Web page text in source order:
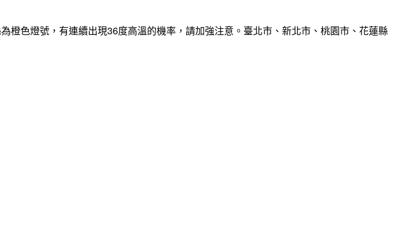
色燈號，有連續出現36度高溫的機率，請加強注意。臺北市、新北市、桃園市、花蓮縣